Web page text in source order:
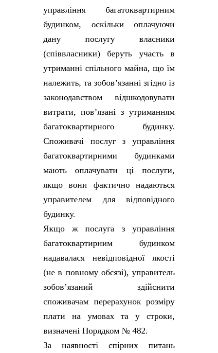
управління багатоквартирним
будинком, оскільки оплачуючи
дану послугу власники
(співвласники) беруть участь в
утриманні спільного майна, що їм
належить, та зобов’язанні згідно із
законодавством відшкодовувати
витрати, пов’язані з утриманням
багатоквартирного будинку.
Споживачі послуг з управління
багатоквартирними будинками
мають оплачувати ці послуги,
якщо вони фактично надаються
управителем для відповідного
будинку.
Якщо ж послуга з управління
багатоквартирним будинком
надавалася невідповідної якості
(не в повному обсязі), управитель
зобов’язаний здійснити
споживачам перерахунок розміру
плати на умовах та у строки,
визначені Порядком № 482.
За наявності спірних питань